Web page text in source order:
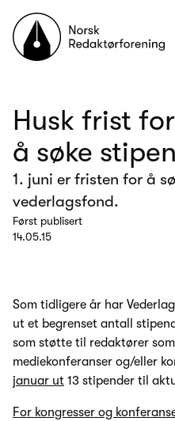
Til forsiden
Husk frist for
å søke
1. juni er fristen for å
vederlagsfond.
Først publisert
14.05.15
Som tidligere år har
ut et begrenset antall
som støtte til redaktører
mediekonferanser og/eller
januar ut 13 stipender til
For kongresser og